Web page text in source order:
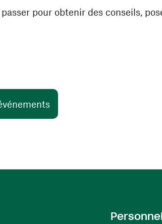
passer pour obtenir des conseils,